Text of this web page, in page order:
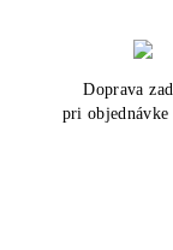
Doprava
pri objednávke